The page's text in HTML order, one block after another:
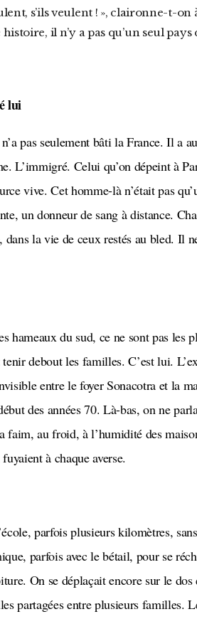
s’ils veulent ! », claironne-t-on
il n’y a pas qu’un seul pays
lui
L’immigré. Celui qu’on dépeint à
vive. Cet homme-là n’était pas
un donneur de sang à distance.
la vie de ceux restés au bled. Il
debout les familles. C’est lui.
entre le foyer Sonacotra et la
des années 70. Là-bas, on ne
faim, au froid, à l’humidité des
à chaque averse.
parfois avec le bétail, pour se
On se déplaçait encore sur le
partagées entre plusieurs familles.